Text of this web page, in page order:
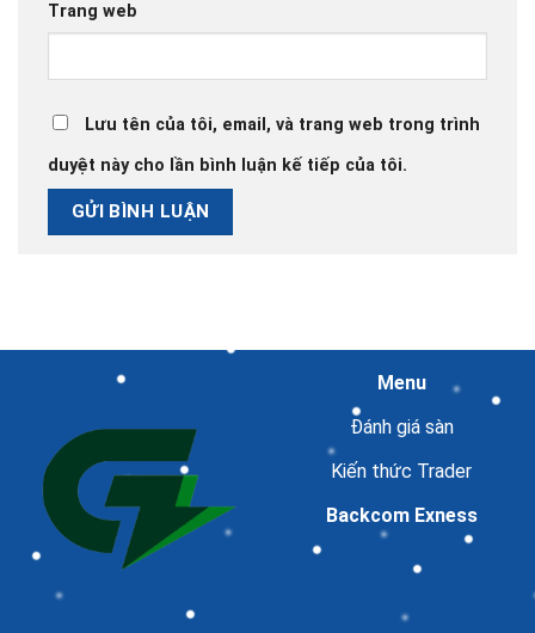
Trang web
Lưu tên của tôi, email, và trang web trong trình
duyệt này cho lần bình luận kế tiếp của tôi.
Menu
Đánh giá sàn
Kiến thức Trader
Backcom Exness